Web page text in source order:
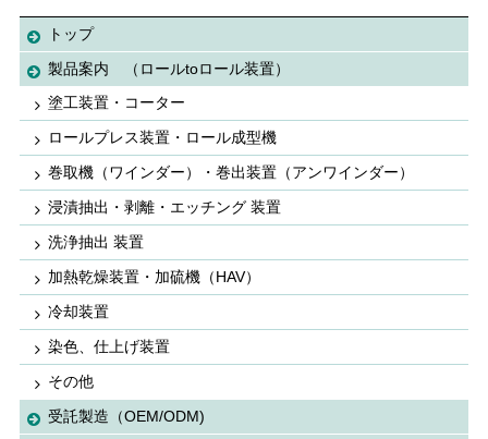
トップ
製品案内 （ロールtoロール装置）
塗工装置・コーター
ロールプレス装置・ロール成型機
巻取機（ワインダー）・巻出装置（アンワインダー）
浸漬抽出・剥離・エッチング 装置
洗浄抽出 装置
加熱乾燥装置・加硫機（HAV）
冷却装置
染色、仕上げ装置
その他
受託製造（OEM/ODM)